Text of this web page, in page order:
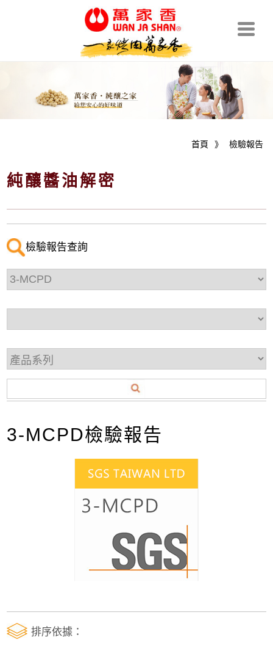
檢驗報告
》
首頁
純釀醬油解密
檢驗報告查詢
3-MCPD檢驗報告
排序依據：